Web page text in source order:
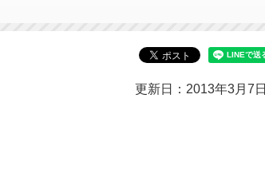
更新日：2013年3月7日